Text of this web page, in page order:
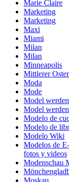
Marie Claire
Marketing
Marketing
Maxi
Miami
Milan
Milan
Minneapolis
Mittlerer
Moda
Mode
Model werden
Model werden
Modelo de
Modelo de
Modelo Wiki
Modelos de
fotos y videos
Modenschau